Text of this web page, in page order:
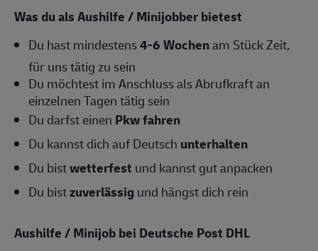
Was du als Aushilfe / Minijobber bietest
Du hast mindestens4-6Wochenam Stück Zeit,
für uns tätig zu sein
Du möchtest im Anschluss als Abrufkraft an
einzelnen Tagen tätig sein
Du darfst einen Pkw fahren
Du kannst dich auf Deutsch unterhalten
Du bistwetterfest und kannst gut anpacken
Du bistzuverlässigund hängst dich rein
Aushilfe / Minijob bei Deutsche Post DHL